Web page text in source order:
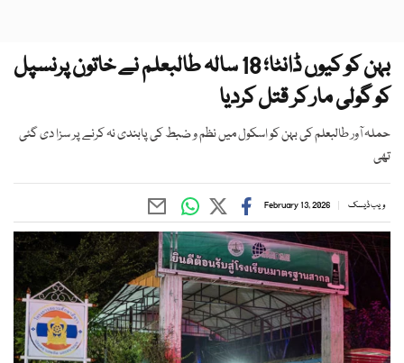
بہن کو کیوں ڈانٹا؛ 18 سالہ طالبعلم نے خاتون پرنسپل
کو گولی مار کر قتل کردیا
حملہ آور طالبعلم کی بہن کو اسکول میں نظم و ضبط کی پابندی نہ کرنے پر سزا دی گئی
تھی
ویب ڈیسک February 13, 2026